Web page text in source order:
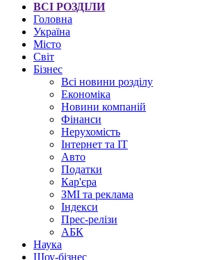
ВСІ РОЗДІЛИ
Головна
Україна
Місто
Світ
Бізнес
Всі новини розділу
Економіка
Новини компаній
Фінанси
Нерухомість
Інтернет та IT
Авто
Податки
Кар'єра
ЗМІ та реклама
Індекси
Прес-релізи
АБК
Наука
Шоу-бізнес